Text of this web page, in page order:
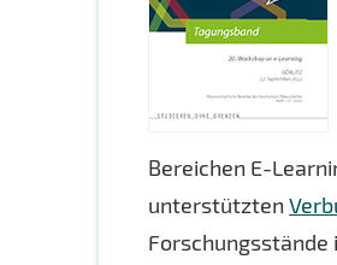
Bereichen E-
unterstützten